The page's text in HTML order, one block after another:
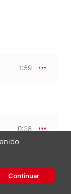
1:59
0:58
Continuar